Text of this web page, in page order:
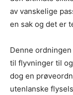
av vanskelige
en sak og det er
Denne
til flyvninger til
dog en
utenlanske